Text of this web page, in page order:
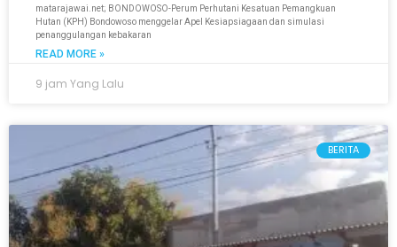
matarajawai.net; BONDOWOSO-Perum Perhutani Kesatuan Pemangkuan
Hutan (KPH) Bondowoso menggelar Apel Kesiapsiagaan dan simulasi
penanggulangan kebakaran
READ MORE »
9 jam Yang Lalu
BERITA